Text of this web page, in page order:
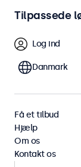
10 tommer
brug. Vores 10-
gør dem
Filter (0)
10 tommer
Tilpassede
Log ind
Danmark
Få et tilbud
Hjælp
Om os
Kontakt os